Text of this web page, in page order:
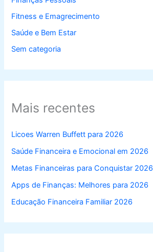
Fitness e Emagrecimento
Saúde e Bem Estar
Sem categoria
Mais recentes
Licoes Warren Buffett para 2026
Saúde Financeira e Emocional em 2026
Metas Financeiras para Conquistar 2026
Apps de Finanças: Melhores para 2026
Educação Financeira Familiar 2026